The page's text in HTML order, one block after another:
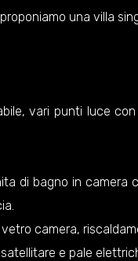
una villa
vari punti luce
di bagno in camera
camera,
e pale